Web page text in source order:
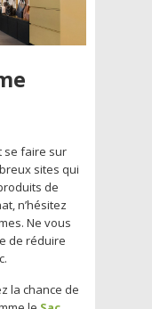
se faire sur
sites qui
de
n’hésitez
Ne vous
de réduire
la chance de